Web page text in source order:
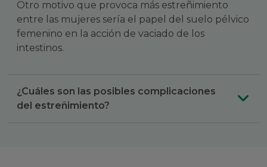
Otro motivo que provoca más estreñimiento
entre las mujeres sería el papel del suelo pélvico
femenino en la acción de vaciado de los
intestinos.
¿Cuáles son las posibles complicaciones
del estreñimiento?